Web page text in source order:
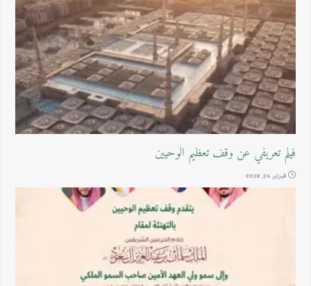
فيلم تعريفي عن وقف تعظيم الوحيين
فبراير 26, 2018